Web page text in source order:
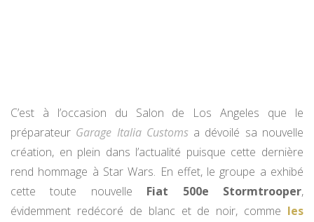
C’est à l’occasion du Salon de Los Angeles que le
préparateur Garage Italia Customs a dévoilé sa nouvelle
création, en plein dans l’actualité puisque cette dernière
rend hommage à Star Wars. En effet, le groupe a exhibé
cette toute nouvelle Fiat 500e Stormtrooper,
évidemment redécoré de blanc et de noir, comme les